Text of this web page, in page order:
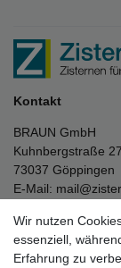
Kontakt
BRAUN GmbH
Kuhnbergstraße 27
73037 Göppingen
E-Mail:
Unternehmen
Wir nutzen
essenziell,
Erfahrung zu